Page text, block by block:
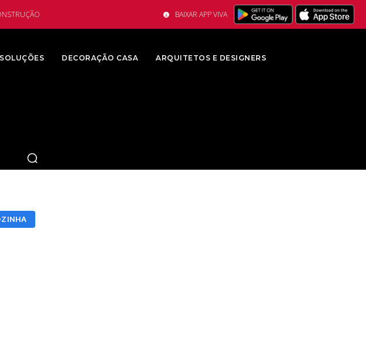
BAIXAR APP VIVA
DECORAÇÃO CASA ARQUITETOS E DESIGNERS